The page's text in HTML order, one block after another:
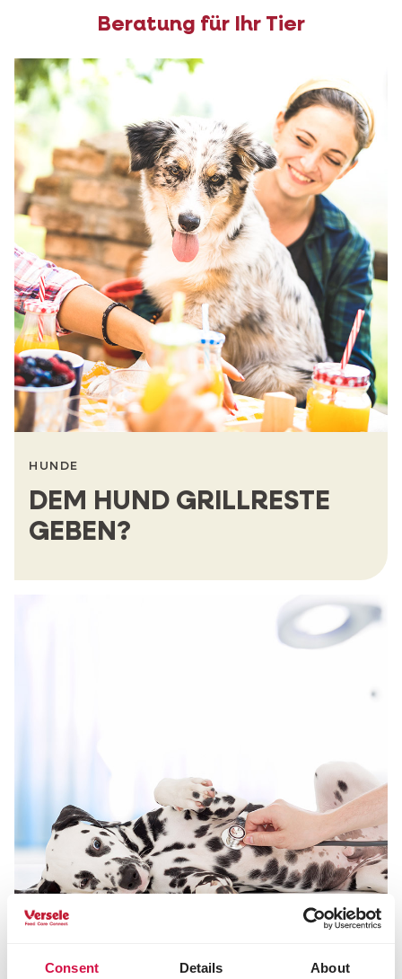
Consent Details About
Beratung für Ihr Tier
HUNDE
DEM HUND GRILLRESTE
GEBEN?